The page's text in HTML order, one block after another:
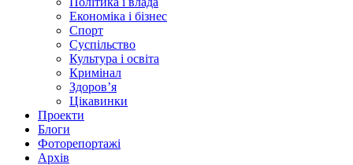
Економіка і бізнес
Спорт
Суспільство
Культура і освіта
Кримінал
Здоров’я
Цікавинки
Проекти
Блоги
Фоторепортажі
Архів